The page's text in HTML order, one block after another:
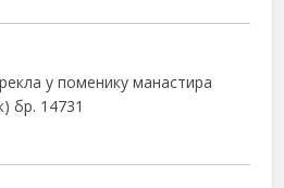
у поменику манастира
бр. 14731